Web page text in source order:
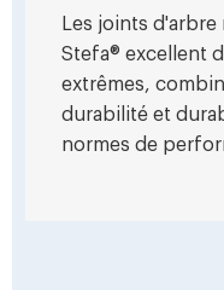
Les joints
Stefa® excellent
extrêmes,
durabilité et
normes de